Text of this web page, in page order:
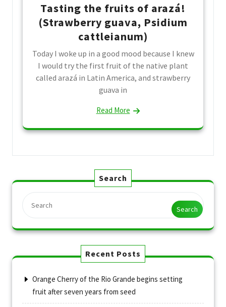
Tasting the fruits of arazá!
(Strawberry guava, Psidium
cattleianum)
Today I woke up in a good mood because I knew
I would try the first fruit of the native plant
called arazá in Latin America, and strawberry
guava in
Read More
Search
Search
Recent Posts
Orange Cherry of the Rio Grande begins setting
fruit after seven years from seed